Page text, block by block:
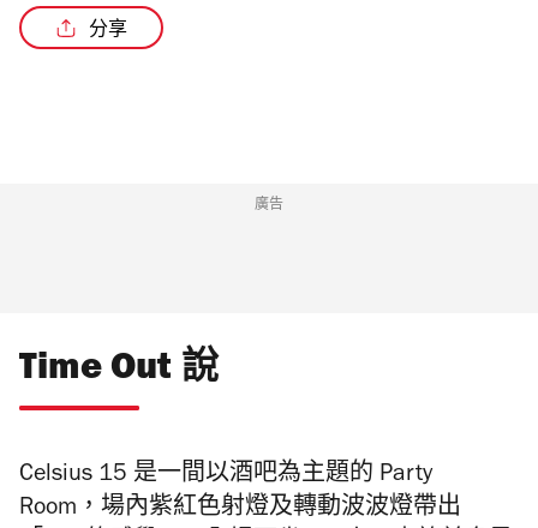
分享
廣告
Time Out 說
Celsius 15 是一間以酒吧為主題的 Party
Room，場內紫紅色射燈及轉動波波燈帶出